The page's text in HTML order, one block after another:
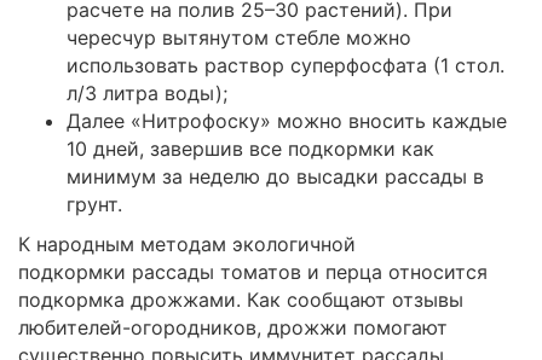
расчете на полив 25–30 растений). При
чересчур вытянутом стебле можно
использовать раствор суперфосфата (1 стол.
л/3 литра воды);
Далее «Нитрофоску» можно вносить каждые
10 дней, завершив все подкормки как
минимум за неделю до высадки рассады в
грунт.
К народным методам экологичной
подкормки рассады томатов и перца относится
подкормка дрожжами. Как сообщают отзывы
любителей-огородников, дрожжи помогают
существенно повысить иммунитет рассады,